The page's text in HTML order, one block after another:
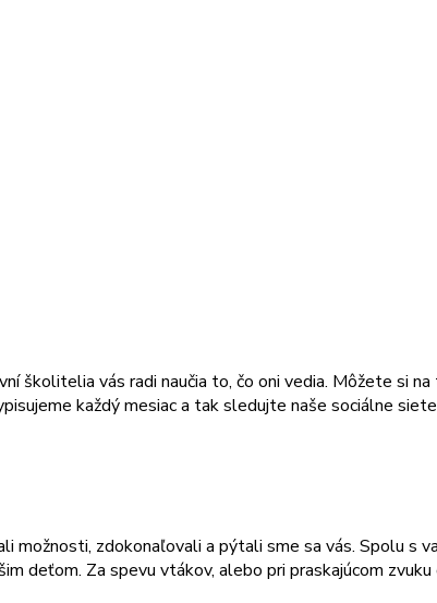
školitelia vás radi naučia to, čo oni vedia. Môžete si
každý mesiac a tak sledujte naše sociálne
zdokonaľovali a pýtali sme sa vás. Spolu s
deťom. Za spevu vtákov, alebo pri praskajúcom